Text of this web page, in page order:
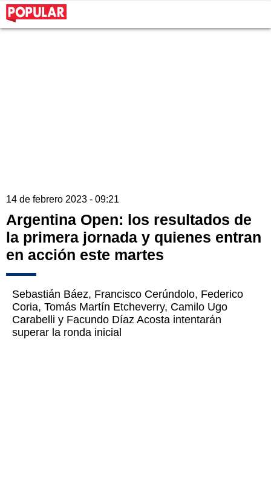
14 de febrero 2023 - 09:21
Argentina Open: los resultados de
la primera jornada y quienes entran
en acción este martes
Sebastián Báez, Francisco Cerúndolo, Federico
Coria, Tomás Martín Etcheverry, Camilo Ugo
Carabelli y Facundo Díaz Acosta intentarán
superar la ronda inicial